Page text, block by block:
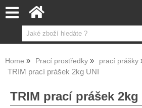
Home Prací prostředky prací prášky
TRIM prací prášek 2kg UNI
TRIM prací prášek 2kg